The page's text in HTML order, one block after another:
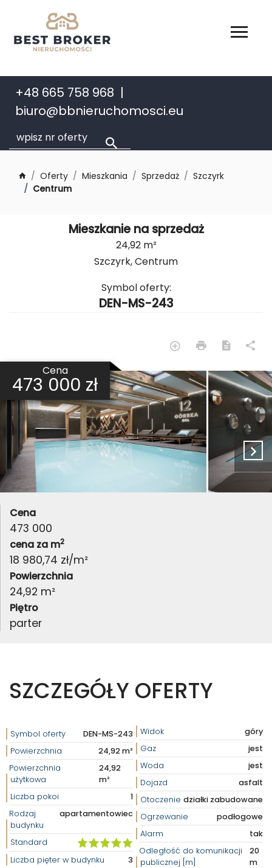
+48 665 758 968
biuro@bbnieruchomosci.eu
Oferty Mieszkania Sprzedaż
Szczyrk
Centrum
Mieszkanie na sprzedaż
24,92 m²
Szczyrk, Centrum
Symbol oferty:
DEN-MS-243
Cena
473 000 zł
Cena
473 000
cena za m2
18 980,74 zł/m²
Powierzchnia
24,92 m²
Piętro
parter
SZCZEGÓŁY OFERTY
Symbol oferty
DEN-MS-243
Powierzchnia
24,92 m²
Powierzchnia
użytkowa
24,92
m²
Liczba pokoi
1
Rodzaj
budynku
apartamentowiec
Standard
Liczba pięter w budynku
3
Widok
góry
Gaz
jest
Woda
jest
Dojazd
asfalt
Otoczenie działki zabudowane
Ogrzewanie
podłogowe
Alarm
tak
Odległość do komunikacji
publicznej [m]
20
m